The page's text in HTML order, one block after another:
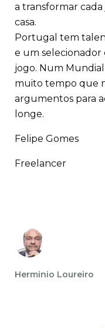
a transformar
casa.
Portugal tem
e um
jogo. Num
muito tempo que
argumentos para
longe.
Felipe Gomes
Freelancer
Herminio Loureiro